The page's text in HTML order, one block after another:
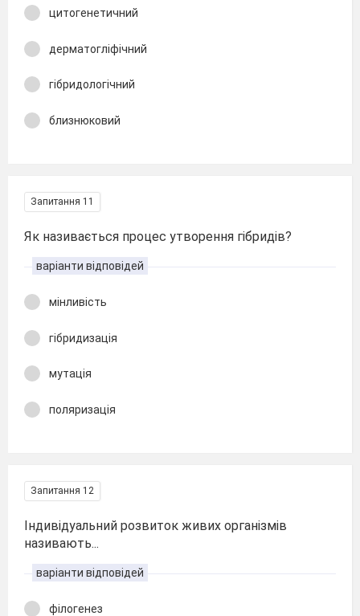
цитогенетичний
дерматогліфічний
гібридологічний
близнюковий
Запитання 11
Як називається процес утворення гібридів?
варіанти відповідей
мінливість
гібридизація
мутація
поляризація
Запитання 12
Індивідуальний розвиток живих організмів
називають...
варіанти відповідей
філогенез